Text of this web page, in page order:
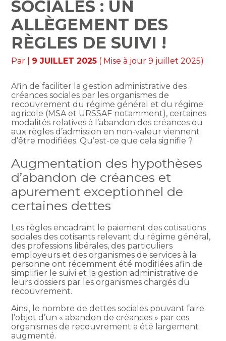
SOCIALES : UN
ALLÈGEMENT DES
RÈGLES DE SUIVI !
Par 9 JUILLET 2025 ( Mise à jour 9 juillet 2025)
Afin de faciliter la gestion administrative des
créances sociales par les organismes de
recouvrement du régime général et du régime
agricole (MSA et URSSAF notamment), certaines
modalités relatives à l’abandon des créances ou
aux règles d’admission en non-valeur viennent
d’être modifiées. Qu’est-ce que cela signifie ?
Augmentation des hypothèses
d’abandon de créances et
apurement exceptionnel de
certaines dettes
Les règles encadrant le paiement des cotisations
sociales des cotisants relevant du régime général,
des professions libérales, des particuliers
employeurs et des organismes de services à la
personne ont récemment été modifiées afin de
simplifier le suivi et la gestion administrative de
leurs dossiers par les organismes chargés du
recouvrement.
Ainsi, le nombre de dettes sociales pouvant faire
l’objet d’un « abandon de créances » par ces
organismes de recouvrement a été largement
augmenté.